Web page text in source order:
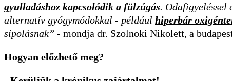
gyulladáshoz kapcsolódik a fülzúgás. Odafigyeléssel
alternatív gyógymódokkal - például hiperbár
sípolásnak” - mondja dr. Szolnoki Nikolett, a
Hogyan előzhető meg?